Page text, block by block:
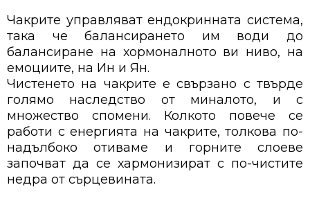
Чакрите управляват ендокринната система,
така че балансирането им води до
балансиране на хормоналното ви ниво, на
емоциите, на Ин и Ян.
Чистенето на чакрите е свързано с твърде
голямо наследство от миналото, и с
множество спомени. Колкото повече се
работи с енергията на чакрите, толкова по-
надълбоко отиваме и горните слоеве
започват да се хармонизират с по-чистите
недра от сърцевината.